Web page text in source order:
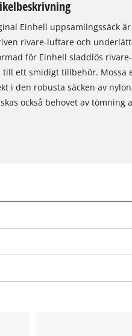
Platform
Einhell uppsamlingssäck
rivare-luftare och
för Einhell sladdlös rivare-
till ett smidigt tillbehör. Mossa
i den robusta säcken av
också behovet av tömning